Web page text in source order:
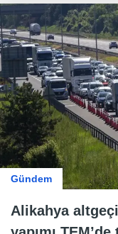
Gündem
Alikahya